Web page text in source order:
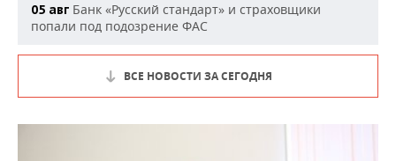
05 авг Банк «Русский стандарт» и страховщики
попали под подозрение ФАС
ВСЕ НОВОСТИ ЗА СЕГОДНЯ